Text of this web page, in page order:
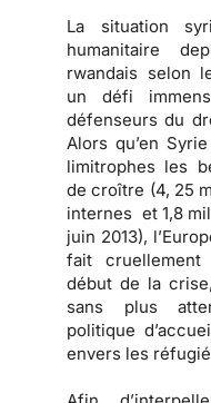
La situation
humanitaire
rwandais selon
un défi
défenseurs du
Alors qu’en
limitrophes les
de croître (4, 25
internes et 1,8
juin 2013),
fait
début de la
sans plus
politique
envers les